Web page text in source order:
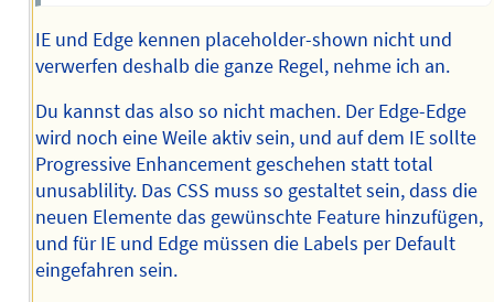
IE und Edge kennen placeholder-shown nicht und
verwerfen deshalb die ganze Regel, nehme ich an.
Du kannst das also so nicht machen. Der Edge-Edge
wird noch eine Weile aktiv sein, und auf dem IE sollte
Progressive Enhancement geschehen statt total
unusablility. Das CSS muss so gestaltet sein, dass die
neuen Elemente das gewünschte Feature hinzufügen,
und für IE und Edge müssen die Labels per Default
eingefahren sein.